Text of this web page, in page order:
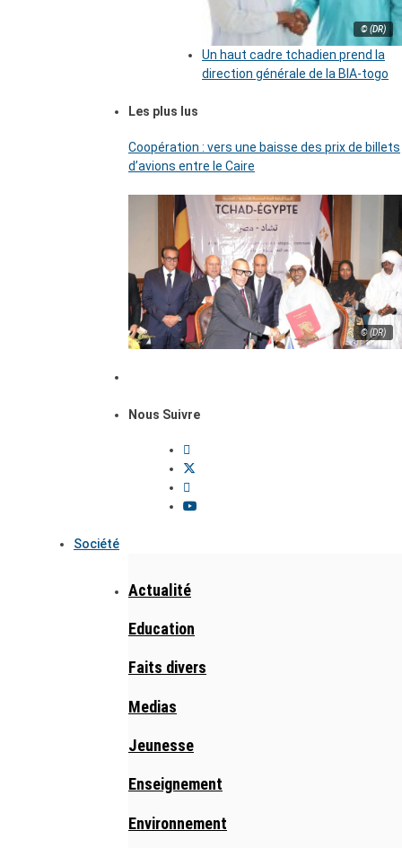
© (DR)
Un haut cadre tchadien prend la
direction générale de la BIA-togo
Les plus lus
Coopération : vers une baisse des prix de billets
d’avions entre le Caire
© (DR)
Nous Suivre
Société
Actualité
Education
Faits divers
Medias
Jeunesse
Enseignement
Environnement